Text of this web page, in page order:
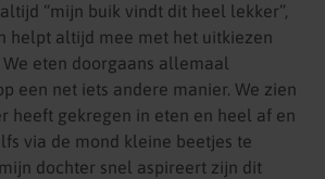
“mijn buik vindt dit heel lekker”,
helpt altijd mee met het uitkiezen
eten doorgaans allemaal
een net iets andere manier. We zien
heeft gekregen in eten en heel af en
via de mond kleine beetjes te
dochter snel aspireert zijn dit